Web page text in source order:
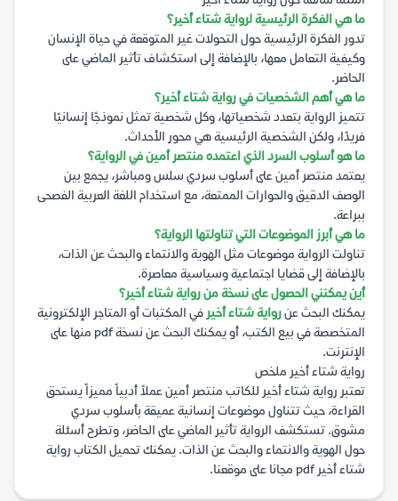
ما هي الفكرة الرئيسية لرواية شتاء أخير؟
تدور الفكرة الرئيسية حول التحولات غير المتوقعة في حياة الإنسان
وكيفية التعامل معها، بالإضافة إلى استكشاف تأثير الماضي على
الحاضر.
ما هي أهم الشخصيات في رواية شتاء أخير؟
تتميز الرواية بتعدد شخصياتها، وكل شخصية تمثل نموذجًا إنسانيًا
فريدًا، ولكن الشخصية الرئيسية هي محور الأحداث.
ما هو أسلوب السرد الذي اعتمده منتصر أمين في الرواية؟
يعتمد منتصر أمين على أسلوب سردي سلس ومباشر، يجمع بين
الوصف الدقيق والحوارات الممتعة، مع استخدام اللغة العربية الفصحى
ببراعة.
ما هي أبرز الموضوعات التي تناولتها الرواية؟
تناولت الرواية موضوعات مثل الهوية والانتماء والبحث عن الذات،
بالإضافة إلى قضايا اجتماعية وسياسية معاصرة.
أين يمكنني الحصول على نسخة من رواية شتاء أخير؟
يمكنك البحث عنرواية شتاء أخير في المكتبات أو المتاجر الإلكترونية
المتخصصة في بيع الكتب، أو يمكنك البحث عن نسخة pdf منها على
الإنترنت.
رواية شتاء أخير ملخص
تعتبر رواية شتاء أخير للكاتب منتصر أمين عملاً أدبياً مميزاً يستحق
القراءة، حيث تتناول موضوعات إنسانية عميقة بأسلوب سردي
مشوق. تستكشف الرواية تأثير الماضي على الحاضر، وتطرح أسئلة
حول الهوية والانتماء والبحث عن الذات. يمكنك تحميل الكتاب رواية
شتاء أخير pdf مجانا على موقعنا.